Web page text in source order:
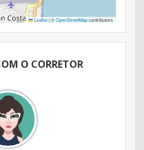
Leaflet|©OpenStreetMapcontributors
O CORRETOR